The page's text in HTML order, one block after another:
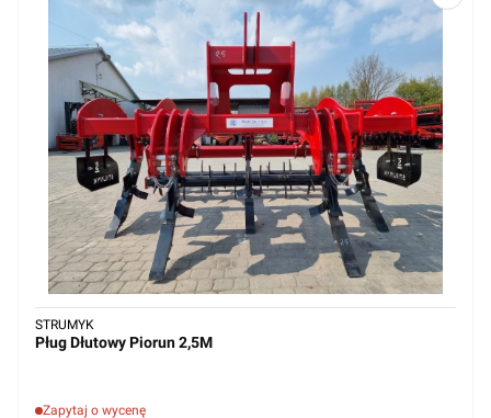
Pług Dłutowy Piorun 2,5M
Zapytaj o wycenę
STRUMYK